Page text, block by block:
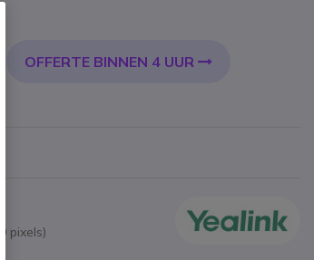
OFFERTE BINNEN 4 UUR
pixels)